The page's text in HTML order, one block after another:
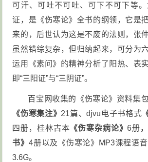
可汗、可吐不可吐、可下不可下等
证，是《伤寒论》全书的纲领，它是
来的，后世认为这是不废的法则，张
虽然错综复杂，但归纳起来，可分为
运用《素问》的精神分析了阳热、表
即“三阳证”与“三阴证”。
百宝网收集的《伤寒论》资料集
《伤寒集注》 21篇、djvu电子书格式
四册，桂林古本 《伤寒杂病论》6册
书》 4册以及《伤寒论》MP3课程语
3.6G。